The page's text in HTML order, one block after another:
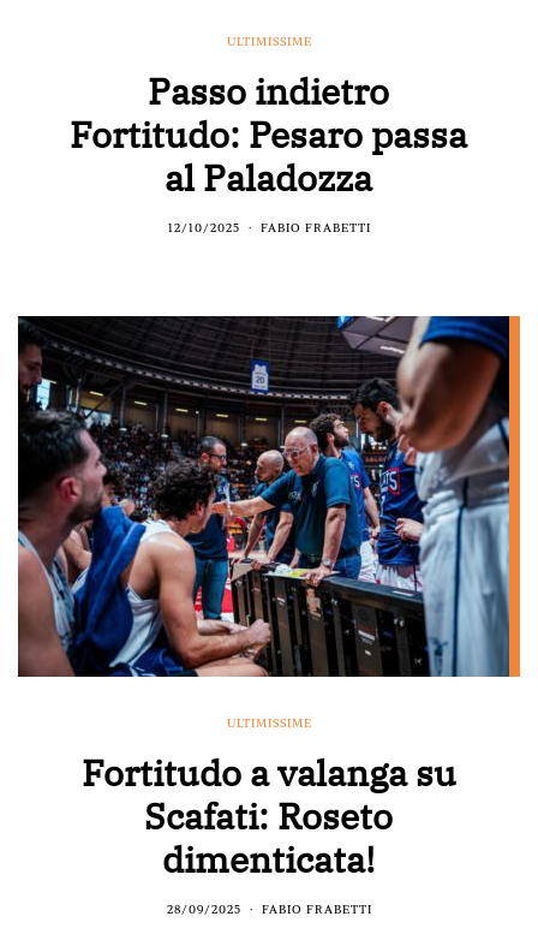
ULTIMISSIME
Passo indietro
Fortitudo: Pesaro passa
al Paladozza
12/10/2025 FABIO FRABETTI
ULTIMISSIME
Fortitudo a valanga su
Scafati: Roseto
dimenticata!
28/09/2025 FABIO FRABETTI